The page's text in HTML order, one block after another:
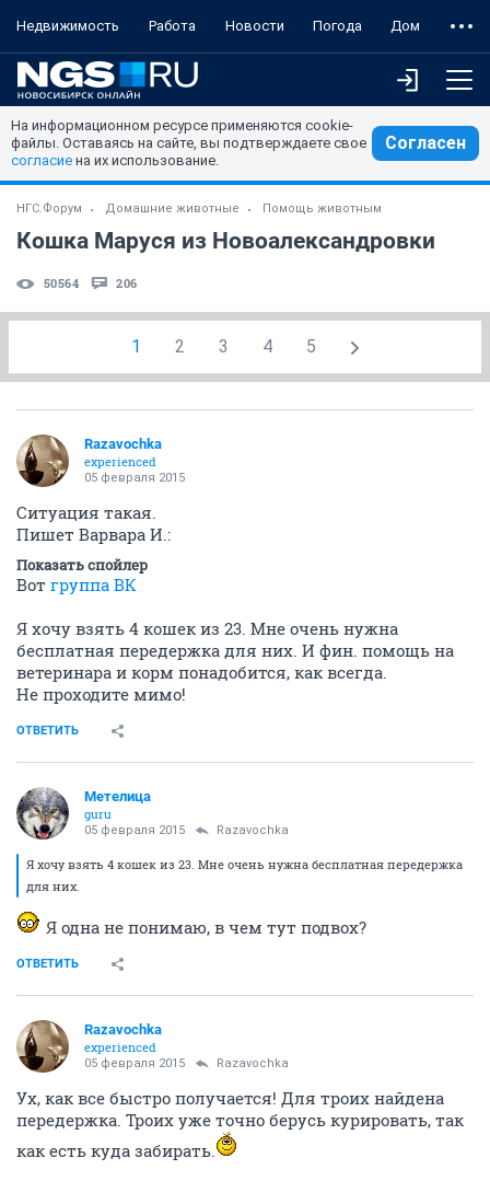
Недвижимость Работа Новости Погода Дом
На информационном ресурсе применяются cookie-
файлы. Оставаясь на сайте, вы подтверждаете свое
согласие на их использование.
Согласен
НГС.Форум Домашние животные Помощь животным
Кошка Маруся из Новоалександровки
50564 206
1 2 3 4 5
Razavochka
experienced
05 февраля 2015
Ситуация такая.
Пишет Варвара И.:
Показать спойлер
Вот группа ВК
Я хочу взять 4 кошек из 23. Мне очень нужна
бесплатная передержка для них. И фин. помощь на
ветеринара и корм понадобится, как всегда.
Не проходите мимо!
ОТВЕТИТЬ
Метелица
guru
05 февраля 2015 Razavochka
Я хочу взять 4 кошек из 23. Мне очень нужна бесплатная передержка
для них.
Я одна не понимаю, в чем тут подвох?
ОТВЕТИТЬ
Razavochka
experienced
05 февраля 2015 Razavochka
Ух, как все быстро получается! Для троих найдена
передержка. Троих уже точно берусь курировать, так
как есть куда забирать.